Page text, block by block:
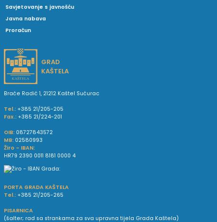
Savjetovanje s javnošću
Javna nabava
Proračun
GRAD
KAŠTELA
Braće Radić 1, 21212 Kaštel Sućurac
Tel.: +385 21/205-205
Fax.: +385 21/224-201
OIB: 08727843572
MB: 02580993
Žiro - IBAN:
HR79 2390 0011 8181 0000 4
PORTA GRADA KAŠTELA
Tel.: +385 21/205-265
PISARNICA
(šalter; rad sa strankama za sva upravna tijela Grada Kaštela)